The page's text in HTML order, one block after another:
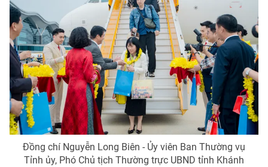
Video Shorts video
VTV Money VTV Thể thao
VTV Sức khoẻ Bất động sản
Thị trường 24h Tấm lòng Việt
VTV4 Vươn mình bằng AI
Đồng chí Nguyễn Long Biên - Ủy viên Ban Thường vụ
Tỉnh ủy, Phó Chủ tịch Thường trực UBND tỉnh Khánh